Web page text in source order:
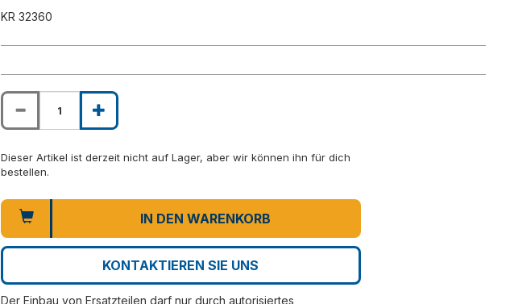
KR 32360
Dieser Artikel ist derzeit nicht auf Lager, aber wir können ihn für dich
bestellen.
IN DEN WARENKORB
KONTAKTIEREN SIE UNS
Der Einbau von Ersatzteilen darf nur durch autorisiertes